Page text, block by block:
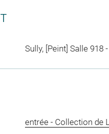
Sully, [Peint] Salle 918
entrée - Collection de